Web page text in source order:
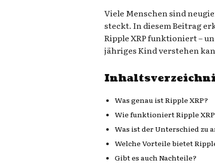
Viele Menschen sind
steckt. In diesem Beitrag
Ripple XRP funktioniert –
jähriges Kind verstehen
Was genau ist Ripple XRP?
Wie funktioniert Ripple
Was ist der Unterschied zu
Welche Vorteile bietet
Gibt es auch Nachteile?